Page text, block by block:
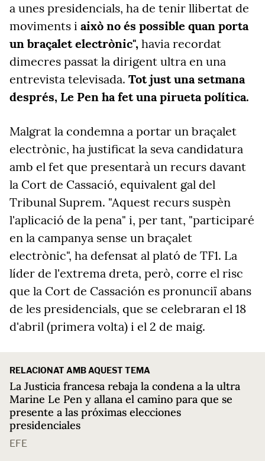
a unes presidencials, ha de tenir llibertat de
moviments i això no és possible quan porta
un braçalet electrònic", havia recordat
dimecres passat la dirigent ultra en una
entrevista televisada. Tot just una setmana
després, Le Pen ha fet una pirueta política.
Malgrat la condemna a portar un braçalet
electrònic, ha justificat la seva candidatura
amb el fet que presentarà un recurs davant
la Cort de Cassació, equivalent gal del
Tribunal Suprem. "Aquest recurs suspèn
l'aplicació de la pena" i, per tant, "participaré
en la campanya sense un braçalet
electrònic", ha defensat al plató de TF1. La
líder de l'extrema dreta, però, corre el risc
que la Cort de Cassación es pronunciï abans
de les presidencials, que se celebraran el 18
d'abril (primera volta) i el 2 de maig.
RELACIONAT AMB AQUEST TEMA
La Justicia francesa rebaja la condena a la ultra
Marine Le Pen y allana el camino para que se
presente a las próximas elecciones
presidenciales
EFE